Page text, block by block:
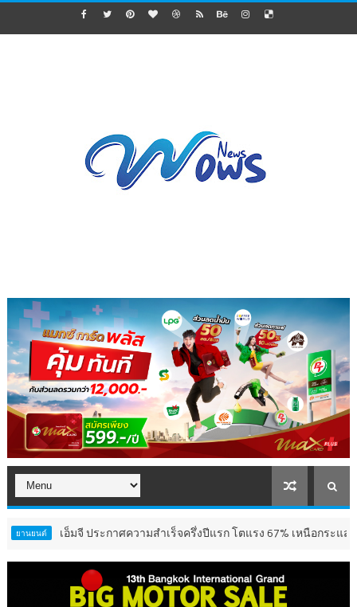
เอ็มจี ประกาศความสำเร็จครึ่งปีแรก โตแรง 67% เหนือกระแสตลาด พร้อมป